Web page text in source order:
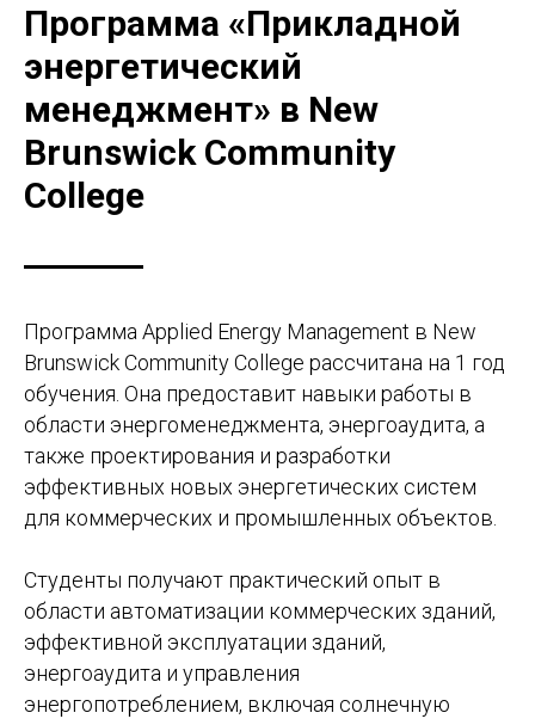
Программа «Прикладной
энергетический
менеджмент» в New
Brunswick Community
College
Программа Applied Energy Management в New
Brunswick Community College рассчитана на 1 год
обучения. Она предоставит навыки работы в
области энергоменеджмента, энергоаудита, а
также проектирования и разработки
эффективных новых энергетических систем
для коммерческих и промышленных объектов.
Студенты получают практический опыт в
области автоматизации коммерческих зданий,
эффективной эксплуатации зданий,
энергоаудита и управления
энергопотреблением, включая солнечную